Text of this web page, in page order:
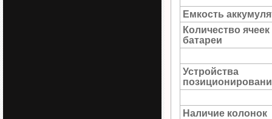
Емкость
Количество ячеек
батареи
Устройства
Наличие колонок